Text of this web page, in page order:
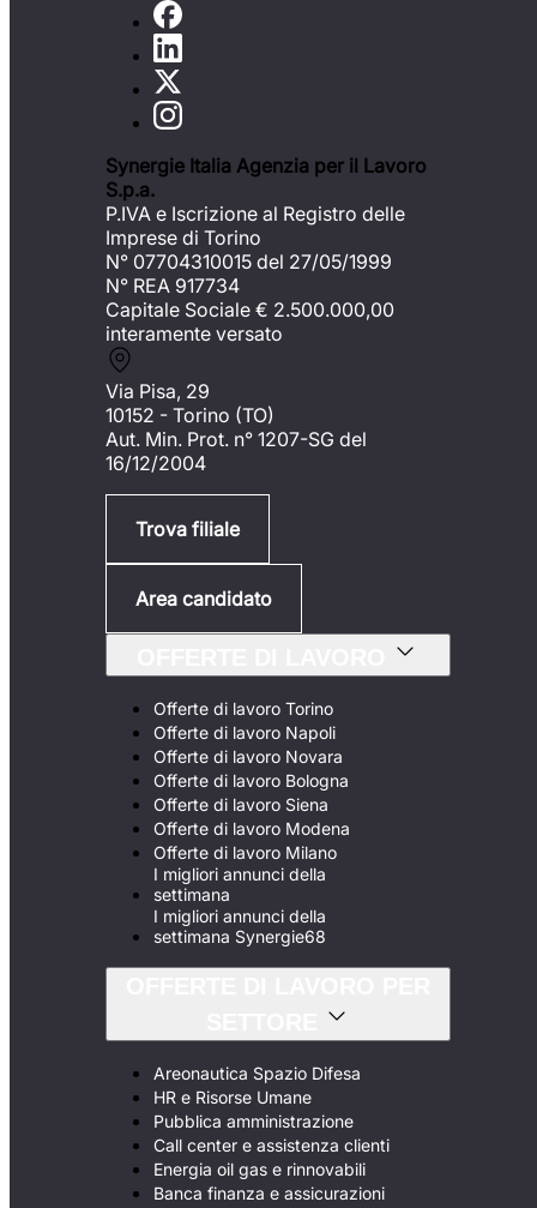
Synergie Italia Agenzia per il Lavoro
S.p.a.
P.IVA e Iscrizione al Registro delle
Imprese di Torino
N° 07704310015 del 27/05/1999
N° REA 917734
Capitale Sociale € 2.500.000,00
interamente versato
Via Pisa, 29
10152 - Torino (TO)
Aut. Min. Prot. n° 1207-SG del
16/12/2004
Trova filiale
Area candidato
Offerte di lavoro Torino
Offerte di lavoro Napoli
Offerte di lavoro Novara
Offerte di lavoro Bologna
Offerte di lavoro Siena
Offerte di lavoro Modena
Offerte di lavoro Milano
I migliori annunci della
settimana
I migliori annunci della
settimana Synergie68
Areonautica Spazio Difesa
HR e Risorse Umane
Pubblica amministrazione
Call center e assistenza clienti
Energia oil gas e rinnovabili
Banca finanza e assicurazioni